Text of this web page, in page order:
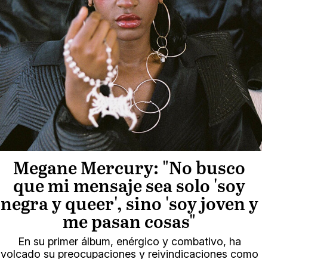
Megane Mercury: "No busco
que mi mensaje sea solo 'soy
negra y queer', sino 'soy joven y
me pasan cosas"
En su primer álbum, enérgico y combativo, ha
volcado su preocupaciones y reivindicaciones como